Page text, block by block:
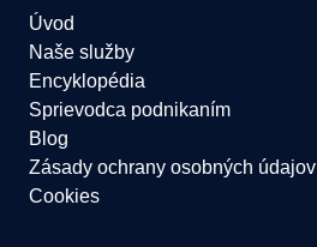
Úvod
Naše služby
Encyklopédia
Sprievodca podnikaním
Blog
Zásady ochrany osobných údajov
Cookies